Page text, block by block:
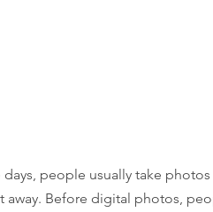
people usually take
away. Before digital photos,